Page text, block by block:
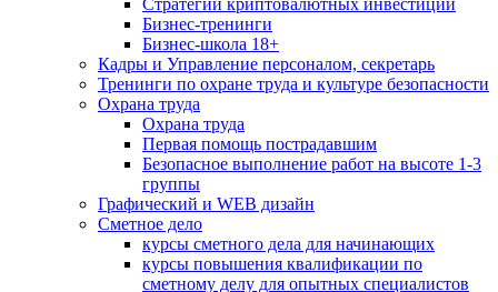
Стратегии криптовалютных инвестиций
Бизнес-тренинги
Бизнес-школа 18+
Кадры и Управление персоналом, секретарь
Тренинги по охране труда и культуре безопасности
Охрана труда
Охрана труда
Первая помощь пострадавшим
Безопасное выполнение работ на высоте 1-3
группы
Графический и WEB дизайн
Сметное дело
курсы сметного дела для начинающих
курсы повышения квалификации по
сметному делу для опытных специалистов